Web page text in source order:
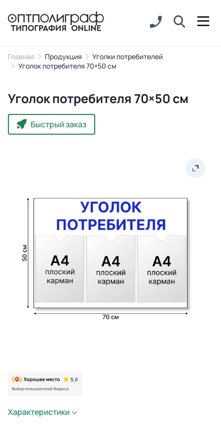
Главная Продукция
Уголки потребителей
Уголок потребителя 70×50 см
Уголок потребителя 70×50 см
Быстрый заказ
Характеристики